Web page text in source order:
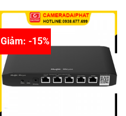
Giảm: -15%